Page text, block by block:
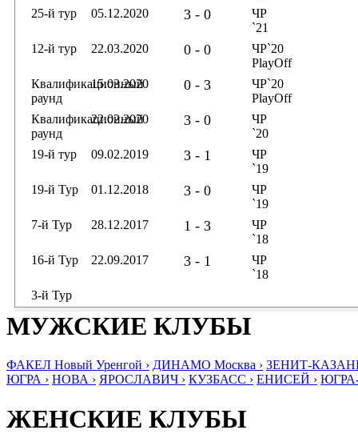
25-й тур
05.12.2020 3 - 0
ЧР
`21
12-й тур
22.03.2020 0 - 0
ЧР`20
PlayOff
Квалификационный
раунд
15.03.2020 0 - 3
ЧР`20
PlayOff
Квалификационный
раунд
22.02.2020 3 - 0
ЧР
`20
19-й тур
09.02.2019 3 - 1
ЧР
`19
19-й Тур
01.12.2018 3 - 0
ЧР
`19
7-й Тур
28.12.2017 1 - 3
ЧР
`18
16-й Тур
22.09.2017 3 - 1
ЧР
`18
3-й Тур
МУЖСКИЕ КЛУБЫ
ФАКЕЛ Новый Уренгой › ДИНАМО Москва › ЗЕНИТ-
ЮГРА › НОВА › ЯРОСЛАВИЧ › КУЗБАСС › ЕНИСЕЙ ›
ЖЕНСКИЕ КЛУБЫ